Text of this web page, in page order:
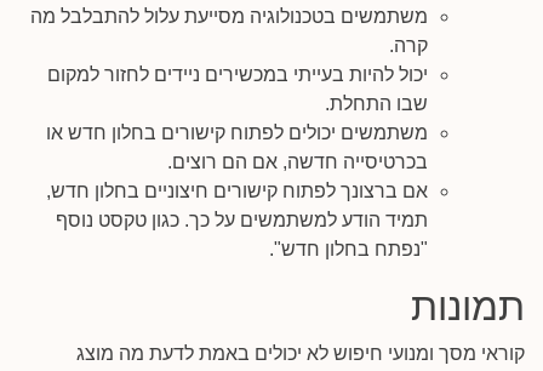
משתמשים בטכנולוגיה מסייעת עלול להתבלבל מה
קרה.
יכול להיות בעייתי במכשירים ניידים לחזור למקום
שבו התחלת.
משתמשים יכולים לפתוח קישורים בחלון חדש או
בכרטיסייה חדשה, אם הם רוצים.
אם ברצונך לפתוח קישורים חיצוניים בחלון חדש,
תמיד הודע למשתמשים על כך. כגון טקסט נוסף
"נפתח בחלון חדש".
תמונות
קוראי מסך ומנועי חיפוש לא יכולים באמת לדעת מה מוצג